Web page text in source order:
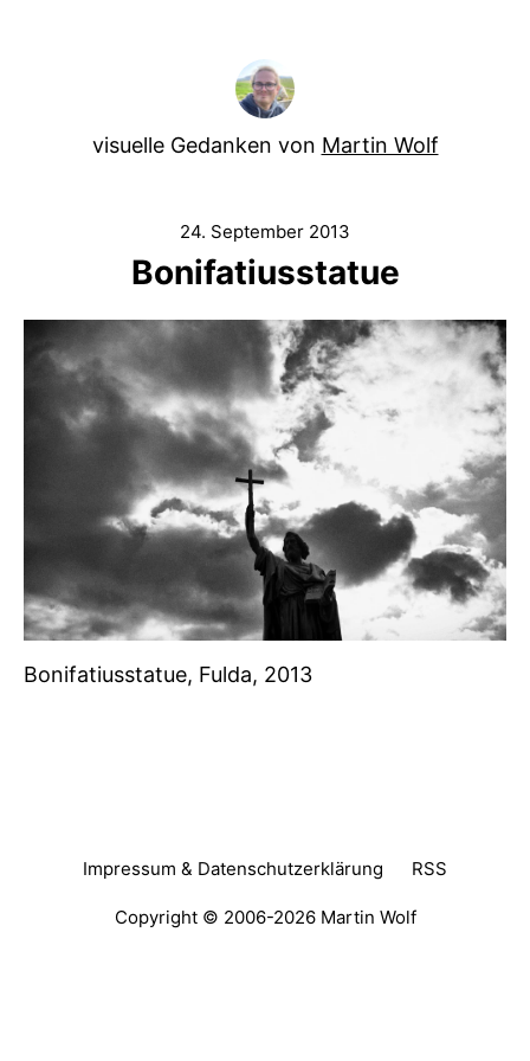
visuelle Gedanken von Martin Wolf
24. September 2013
Bonifatiusstatue
Bonifatiusstatue, Fulda, 2013
Impressum & Datenschutzerklärung RSS
Copyright © 2006-2026 Martin Wolf